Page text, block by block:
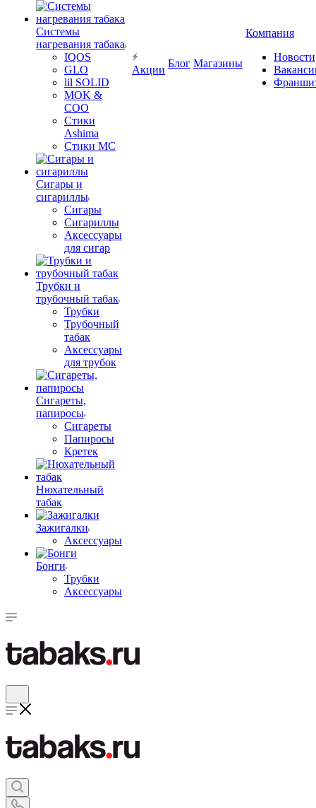
Системы
нагревания табака
IQOS
GLO
lil SOLID
MOK &
COO
Стики
Ashima
Стики MC
Сигары и
сигариллы
Сигары
Сигариллы
Аксессуары
для сигар
Трубки и
трубочный табак
Трубки
Трубочный
табак
Аксессуары
для трубок
Сигареты,
папиросы
Сигареты
Папиросы
Кретек
Нюхательный
табак
Зажигалки
Аксессуары
Бонги
Трубки
Аксессуары
Акции
Блог Магазины
Компания
Новости